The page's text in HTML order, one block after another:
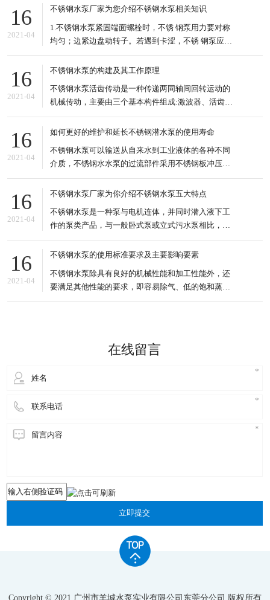
事项安排如下: 1、2023年6月22日到6月24日放假，
16
2021-04
不锈钢水泵厂家为您介绍不锈钢水泵相关知识
1.不锈钢水泵紧固端面螺栓时，不锈 钢泵用力要对称
均匀；边紧边盘动转子。若遇到卡涩，不锈 钢泵应松
掉螺栓重新紧。 2.电泵泵驱动轴不能承受任何径向垂
直力，皮带、链条、齿轮等侧向驱动方式禁止使用。
链式联 轴器。 4.齿轮油度要够,不要时间长了,泵的底
16
2021-04
不锈钢水泵的构建及其工作原理
不锈钢水泵活齿传动是一种传递两同轴间回转运动的
机械传动，主要由三个基本构件组成:激波器、活齿轮
和中心轮:国内外有关活齿传动的文献，已经开发出来
的活齿减速器有推杆活齿针轮减速机、变速传动轴承
速机、摆动活齿减速机等 套筒活齿传动的滚道式减速
器是一种新型的活
16
2021-04
如何更好的维护和延长不锈钢潜水泵的使用寿命
不锈钢水泵可以输送从自来水到工业液体的各种不同
介质，不锈钢水水泵的过流部件采用不锈钢板冲压工
艺，适应于不同温度、流量和压力范围，不锈钢水水
泵适用于无腐蚀性或轻腐蚀性液体，可输送液体较高
液体也很多，可以是污水、酸碱液、悬浮液、强腐蚀
性等多种不同的介质
16
2021-04
不锈钢水泵厂家为你介绍不锈钢水泵五大特点
不锈钢水泵是一种泵与电机连体，并同时潜入液下工
作的泵类产品，与一般卧式泵或立式污水泵相比，不
锈钢水泵明显具有以下5个方面的特点。 特点分析 1.
结构紧凑、占地面积小。水排污泵由于潜入液下工
房用来安装泵及机，可以节省大量的土地及基建费
用。 2.安装维修方
16
2021-04
不锈钢水泵的使用标准要求及主要影响要素
不锈钢水泵除具有良好的机械性能和加工性能外，还
要满足其他性能的要求，即容易除气、低的饱和蒸气
压、一定的化学稳定性、一定的纯度和清洁度、合适
类产品对环境的要求是在线留言
立即提交
Copyright © 2021 广州市羊城水泵实业有限公司东莞分公司 版权所有